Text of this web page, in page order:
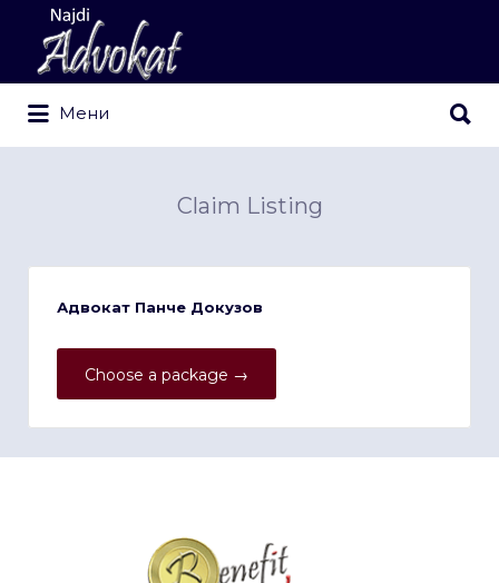
Search
for:
Мени
for:
Claim Listing
Адвокат Панче Докузов